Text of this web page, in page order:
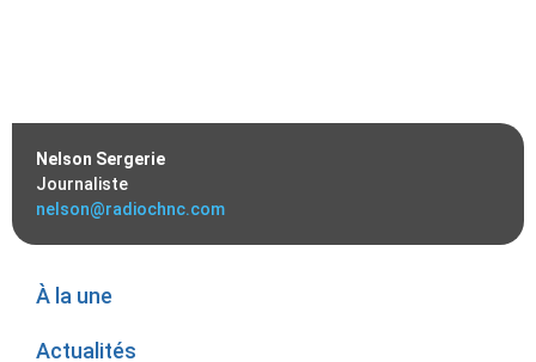
Nelson Sergerie
Journaliste
nelson@radiochnc.com
À la une
Actualités